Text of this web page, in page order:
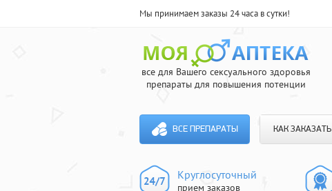
Мы принимаем заказы 24 часа в сутки!
все для Вашего сексуального здоровья
препараты для повышения потенции
ВСЕ ПРЕПАРАТЫ КАК ЗАКАЗАТЬ
Круглосуточный
прием заказов